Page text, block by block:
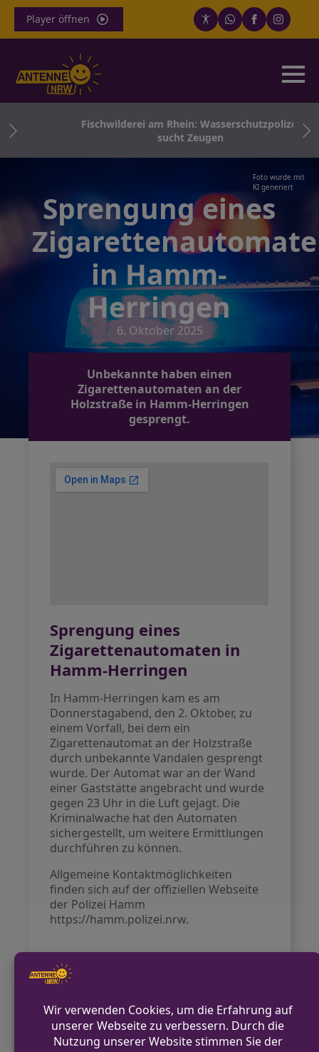
Player öffnen
Fischwilderei am Rhein: Wasserschutzpolizei
sucht Zeugen
Foto wurde mit
KI generiert
Sprengung eines
in Hamm-
Herringen
6. Oktober 2025
Unbekannte haben einen
Zigarettenautomaten an der
Holzstraße in Hamm-Herringen
gesprengt.
Sprengung eines
Zigarettenautomaten in
Hamm-Herringen
In Hamm-Herringen kam es am
Donnerstagabend, den 2. Oktober, zu
einem Vorfall, bei dem ein
Zigarettenautomat an der Holzstraße
durch unbekannte Vandalen gesprengt
wurde. Der Automat war an der Wand
einer Gaststätte angebracht und wurde
gegen 23 Uhr in die Luft gejagt. Die
Kriminalwache hat den Automaten
sichergestellt, um weitere Ermittlungen
durchführen zu können.
Allgemeine Kontaktmöglichkeiten
finden sich auf der offiziellen Webseite
der Polizei Hamm
https://hamm.polizei.nrw.
VORHERIGER BEITRAG
in Paderborn
NÄCHSTER BEITRAG
Pedelec-Dieb in Hamm-Uentrop aktiv